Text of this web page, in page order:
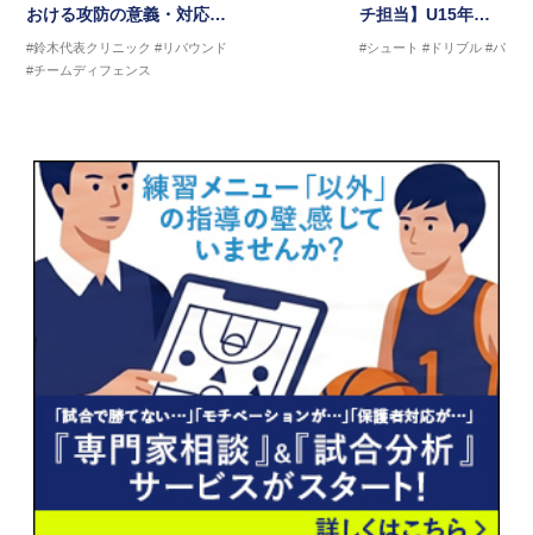
おける攻防の意義・対応…
#鈴木代表クリニック #リバウンド
#チームディフェンス
チ担当】U15年…
#シュート #ドリブル #パス